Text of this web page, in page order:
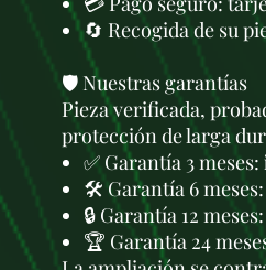
🔄 Recogida de su
🛡️ Nuestras garantías
Pieza verificada,
protección de larga
✅ Garantía 3 meses:
🛠️ Garantía 6 meses:
🔒 Garantía 12 meses:
🏆 Garantía 24